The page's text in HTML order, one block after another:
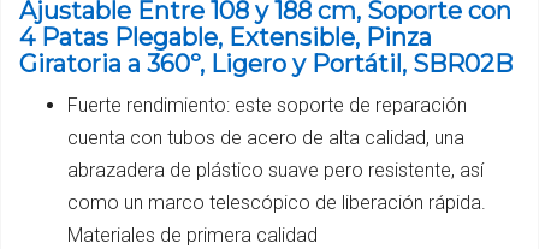
Ajustable Entre 108 y 188 cm, Soporte con
4 Patas Plegable, Extensible, Pinza
Giratoria a 360º, Ligero y Portátil, SBR02B
Fuerte rendimiento: este soporte de reparación
cuenta con tubos de acero de alta calidad, una
abrazadera de plástico suave pero resistente, así
como un marco telescópico de liberación rápida.
Materiales de primera calidad